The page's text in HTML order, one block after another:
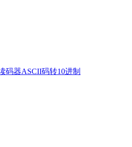
码器ASCII码转10进制